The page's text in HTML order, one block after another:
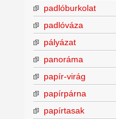
padlóburkolat
padlóváza
pályázat
panoráma
papír-virág
papírpárna
papírtasak